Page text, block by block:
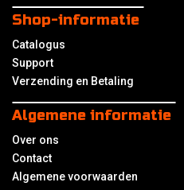
Shop-informatie
Catalogus
Support
Verzending en Betaling
Algemene informatie
Over ons
Contact
Algemene voorwaarden